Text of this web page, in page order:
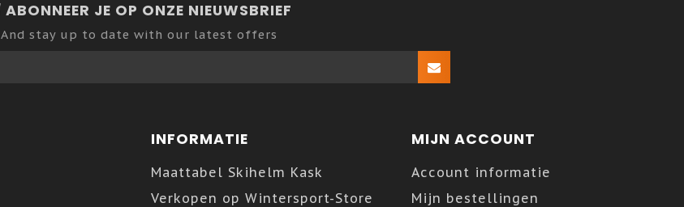
ABONNEER JE OP ONZE NIEUWSBRIEF
And stay up to date with our latest offers
INFORMATIE
Maattabel Skihelm Kask
Verkopen op Wintersport-Store
MIJN ACCOUNT
Account informatie
Mijn bestellingen